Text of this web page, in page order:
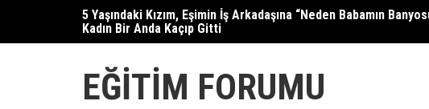
content
5 Yaşındaki Kızım, Eşimin İş Arkadaşına “Neden Babamın
Kadın Bir Anda Kaçıp Gitti
Güllü’nün kızı Tuğyan Ülkem Gülter
EĞITIM FORUMU